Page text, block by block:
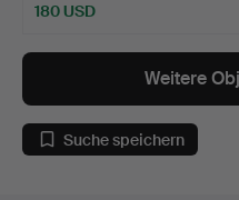
180 USD
Weitere
Suche speichern